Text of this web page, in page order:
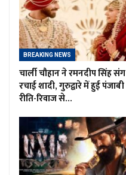
BREAKING NEWS
चार्ली चौहान ने रमनदीप सिंह संग
रचाई शादी, गुरुद्वारे में हुई पंजाबी
रीति-रिवाज से…